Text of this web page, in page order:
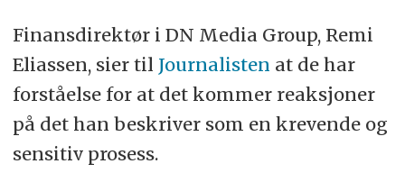
Finansdirektør i DN Media Group, Remi
Eliassen, sier til Journalisten at de har
forståelse for at det kommer reaksjoner
på det han beskriver som en krevende og
sensitiv prosess.